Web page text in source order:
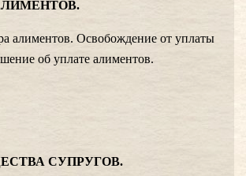
алиментов. Освобождение от уплаты
об уплате алиментов.
СУПРУГОВ.